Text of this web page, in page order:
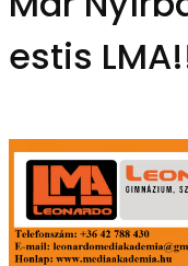
estis